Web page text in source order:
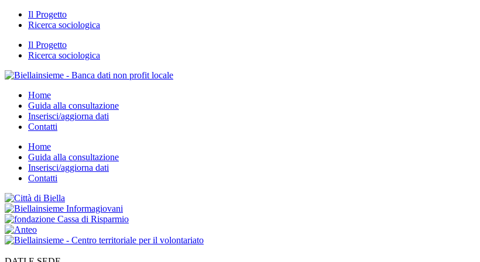
Il Progetto
Ricerca sociologica
Il Progetto
Ricerca sociologica
Home
Guida alla consultazione
Inserisci/aggiorna dati
Contatti
Home
Guida alla consultazione
Inserisci/aggiorna dati
Contatti